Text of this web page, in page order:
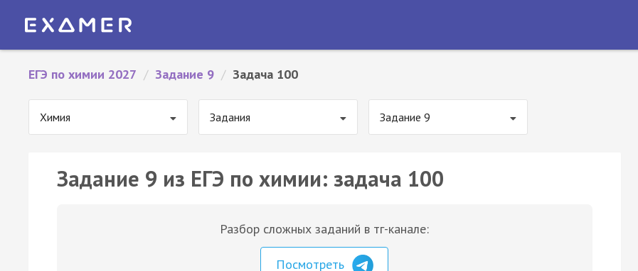
ЕГЭ по химии 2027 / Задание 9 / Задача 100
Химия Задания Задание 9
Задание 9 из ЕГЭ по химии: задача 100
Разбор сложных заданий в тг-канале:
Посмотреть